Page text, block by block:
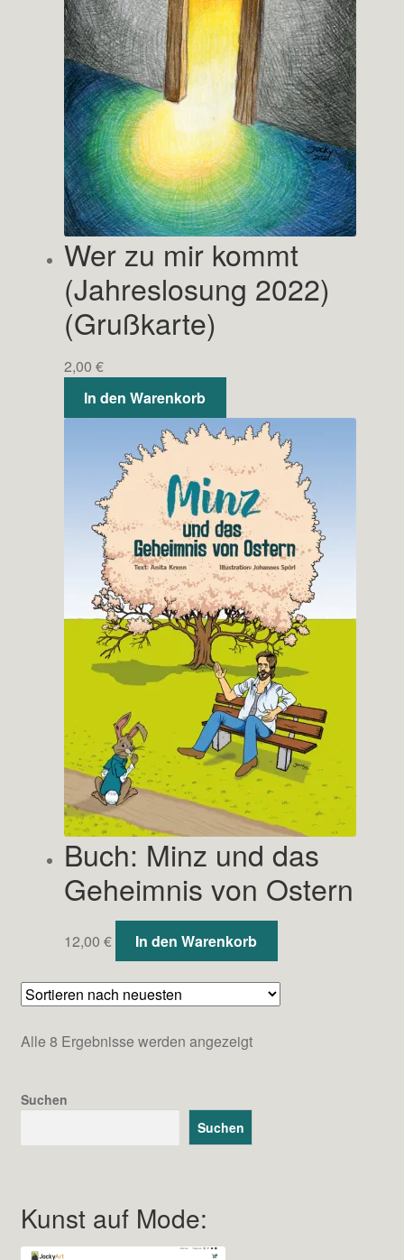
Wer zu mir kommt
(Jahreslosung 2022)
(Grußkarte)
2,00 €
In den Warenkorb
Buch: Minz und das
Geheimnis von Ostern
12,00 € In den Warenkorb
Alle 8 Ergebnisse werden angezeigtNach
Suchen
Suchen
Kunst auf Mode: